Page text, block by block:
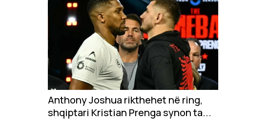
Anthony Joshua rikthehet në ring,
shqiptari Kristian Prenga synon ta...